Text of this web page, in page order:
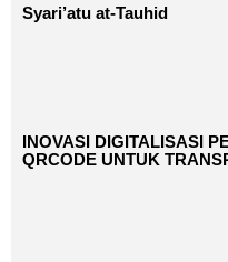
Syari’atu at-Tauhid
INOVASI DIGITALISASI
QRCODE UNTUK